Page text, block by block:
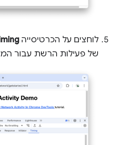
לוחצים על הכרטיסייה
של פעילות הרשת עבור